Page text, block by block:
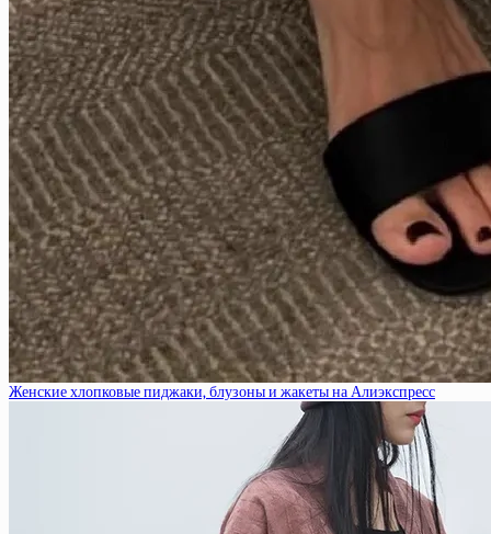
Женские хлопковые пиджаки, блузоны и жакеты на Алиэкспресс